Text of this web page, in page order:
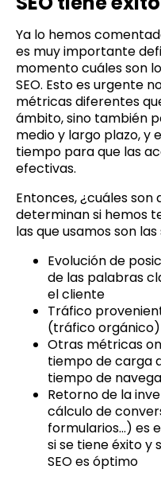
Ya lo hemos
es muy importante
momento cuáles son
SEO. Esto es urgente
métricas diferentes
ámbito, sino también
medio y largo plazo, y
tiempo para que las
efectivas.
Entonces, ¿cuáles
determinan si hemos
las que usamos son las
Evolución de
de las palabras
el cliente
Tráfico
(tráfico orgánico)
Otras métricason
tiempo de carga
tiempo de
Retorno de la
cálculo de
formularios…) es
si se tiene éxito y
SEO es óptimo